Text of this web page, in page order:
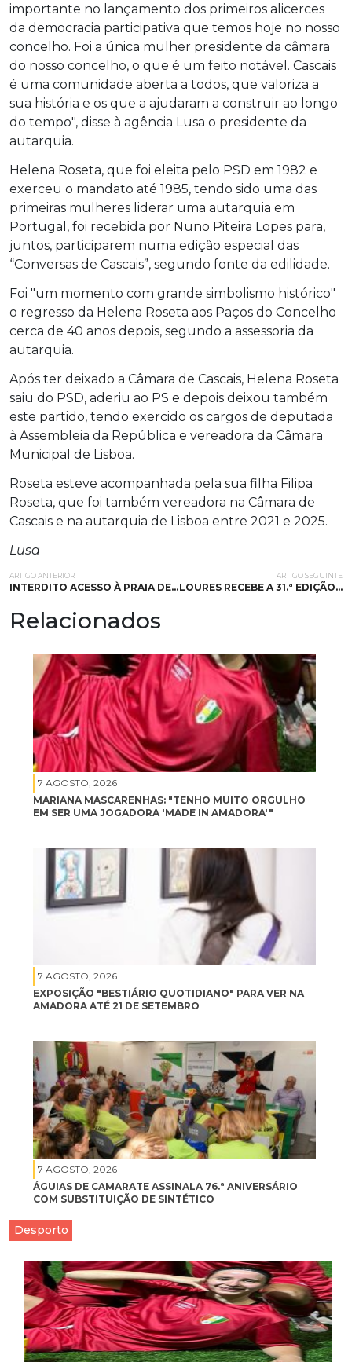
importante no lançamento dos primeiros alicerces
da democracia participativa que temos hoje no nosso
concelho. Foi a única mulher presidente da câmara
do nosso concelho, o que é um feito notável. Cascais
é uma comunidade aberta a todos, que valoriza a
sua história e os que a ajudaram a construir ao longo
do tempo", disse à agência Lusa o presidente da
autarquia.
Helena Roseta, que foi eleita pelo PSD em 1982 e
exerceu o mandato até 1985, tendo sido uma das
primeiras mulheres liderar uma autarquia em
Portugal, foi recebida por Nuno Piteira Lopes para,
juntos, participarem numa edição especial das
“Conversas de Cascais”, segundo fonte da edilidade.
Foi "um momento com grande simbolismo histórico"
o regresso da Helena Roseta aos Paços do Concelho
cerca de 40 anos depois, segundo a assessoria da
autarquia.
Após ter deixado a Câmara de Cascais, Helena Roseta
saiu do PSD, aderiu ao PS e depois deixou também
este partido, tendo exercido os cargos de deputada
à Assembleia da República e vereadora da Câmara
Municipal de Lisboa.
Roseta esteve acompanhada pela sua filha Filipa
Roseta, que foi também vereadora na Câmara de
Cascais e na autarquia de Lisboa entre 2021 e 2025.
Lusa
ARTIGO ANTERIOR
INTERDITO ACESSO À PRAIA DE…
ARTIGO SEGUINTE
LOURES RECEBE A 31.ª EDIÇÃO…
Relacionados
7 AGOSTO, 2026
MARIANA MASCARENHAS: "TENHO MUITO ORGULHO
EM SER UMA JOGADORA 'MADE IN AMADORA'"
7 AGOSTO, 2026
EXPOSIÇÃO "BESTIÁRIO QUOTIDIANO" PARA VER NA
AMADORA ATÉ 21 DE SETEMBRO
7 AGOSTO, 2026
ÁGUIAS DE CAMARATE ASSINALA 76.ª ANIVERSÁRIO
COM SUBSTITUIÇÃO DE SINTÉTICO
Desporto